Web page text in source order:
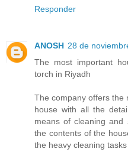
Responder
ANOSH 28 de
The most important
torch in Riyadh
The company offers the
house with all the
means of cleaning and
the contents of the
the heavy cleaning